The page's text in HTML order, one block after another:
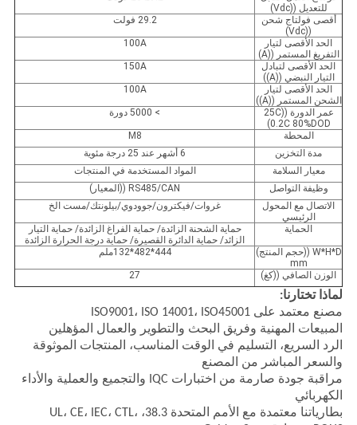
للتعديل ((Vdc)
أقصى فولتاج شحن
((Vdc)
29.2 فولت
الحد الأقصى لتيار
التفريغ المستمر ((A)
100A
الحد الأقصى لتبادل
التيار النبضي ((A))
150A
الحد الأقصى لتيار
الشحن المستمر ((A))
100A
عمر الدورة ((25C
0.2C 80%DOD)
> 5000 دورة
المحطة
M8
مدة التخزين
6 أشهر عند 25 درجة مئوية
معيار السلامة
المواد المستخدمة في المنتجات
وظيفة التواصل
RS485/CAN ((المعيار)
الاتصال مع المحول
الرئيسي
غروات/فيكترون/جوودوي/بيلونتك/مست الخ
الحماية
حماية الشحنة الزائدة/ حماية الفراغ الزائدة/ حماية التيار
الزائد/ حماية الدائرة القصيرة/ حماية درجة الحرارة الزائدة
W*H*D ((حجم المنتج)
mm
444*482*132ملم
الوزن الصافي ((كغ) 27
لماذا تختارنا:
مصنع معتمد على ISO9001، ISO 14001، ISO45001
المبيعات المهنية وفريق البحث والتطوير والعمال المؤهلين
الرد السريع، التسليم في الوقت المناسب، المنتجات الموثوقة
والسعر المباشر من المصنع
مراقبة جودة صارمة من اختبارات IQC والتجميع والعملية والأداء
الكهربائي
بطارياتنا معتمدة مع الأمم المتحدة 38.3، UL، CE، IEC، CTL،